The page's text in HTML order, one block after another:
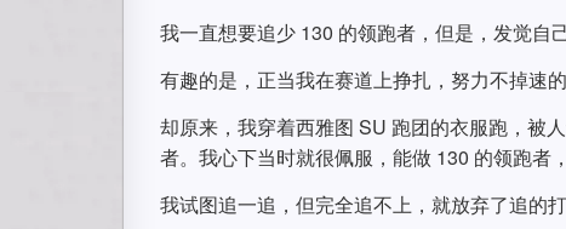
我一直想要追少 130 的领跑者，但是，发觉自
有趣的是，正当我在赛道上挣扎，努力不掉速
却原来，我穿着西雅图 SU 跑团的衣服跑，被
者。我心下当时就很佩服，能做 130 的领跑者
我试图追一追，但完全追不上，就放弃了追的打